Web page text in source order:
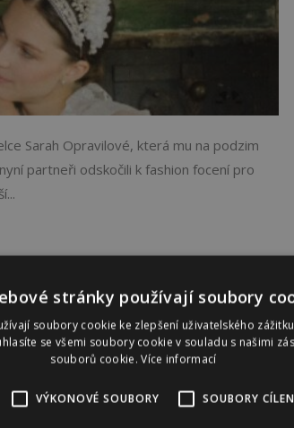
Sarah Opravilové, která mu na podzim
partneři odskočili k fashion focení pro
stránky používají soubory
soubory cookie ke zlepšení uživatelského
se všemi soubory cookie v souladu s našimi
souborů cookie.Více informací
VÝKONOVÉ SOUBORY SOUBORY